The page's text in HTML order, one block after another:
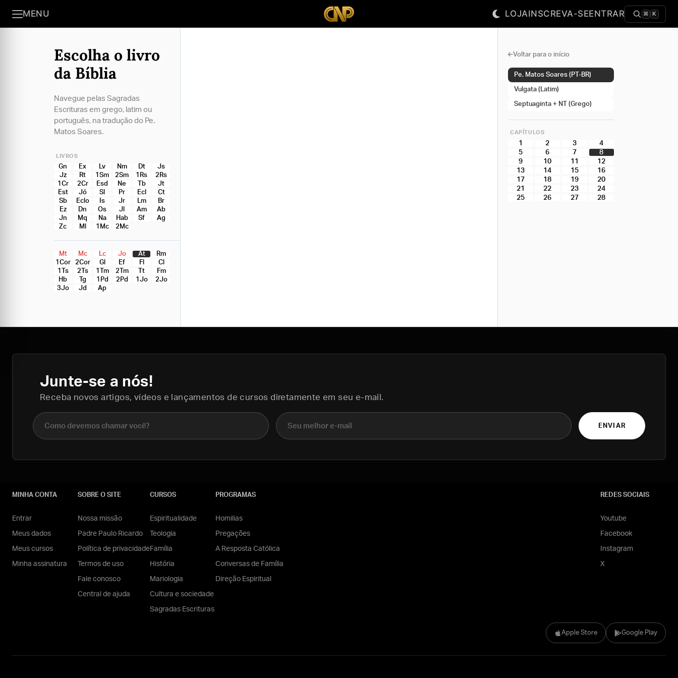
MENU LOJAINSCREVA-SEENTRAR ⌘ K
Escolha o livro
da Bíblia
Navegue pelas Sagradas
Escrituras em grego, latim ou
português, na tradução do Pe.
Matos Soares.
LIVROS
Gn Ex Lv Nm Dt
Js
Jz
Rt 1Sm 2Sm 1Rs
2Rs
1Cr
2Cr Esd Ne Tb
Jt
Est
Jó Sl Pr Ecl
Ct
Sb
Eclo Is Jr Lm
Br
Ez
Dn Os Jl Am
Ab
Jn
Mq Na Hab Sf
Ag
Zc
Ml 1Mc 2Mc
Mt Mc Lc Jo At
Rm
1Cor
2Cor Gl Ef Fl
Cl
1Ts
2Ts 1Tm 2Tm Tt
Fm
Hb
Tg 1Pd 2Pd 1Jo
2Jo
3Jo
Jd Ap
Voltar para o início
Pe. Matos Soares (PT-BR)
Vulgata (Latim)
Septuaginta + NT (Grego)
CAPÍTULOS
1 2 3
4
5
6 7
8
9
10 11
12
13
14 15
16
17
18 19
20
21
22 23
24
25
26 27 28
Junte-se a nós!
Receba novos artigos, vídeos e lançamentos de cursos diretamente em seu e-mail.
Nome completo E-mail
ENVIAR
Apple Store Google Play
MINHA CONTA
Entrar
Meus dados
Meus cursos
Minha assinatura
SOBRE O SITE
Nossa missão
Padre Paulo Ricardo
Política de privacidade
Termos de uso
Fale conosco
Central de ajuda
CURSOS
Espiritualidade
Teologia
Família
História
Mariologia
Cultura e sociedade
Sagradas Escrituras
PROGRAMAS
Homilias
Pregações
A Resposta Católica
Conversas de Família
Direção Espiritual
REDES SOCIAIS
Youtube
Facebook
Instagram
X